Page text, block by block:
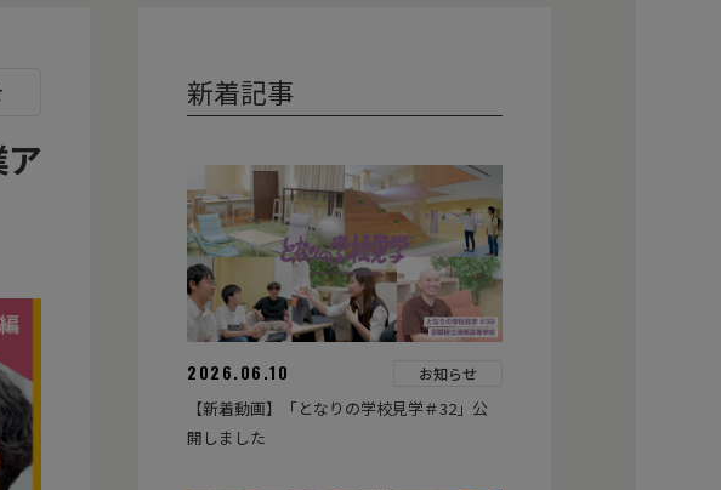
ア
新着記事
2026.06.10 お知らせ
【新着動画】「となりの学校見学＃32」公
開しました